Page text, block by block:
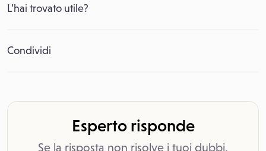
L’hai trovato utile?
Condividi
Esperto risponde
Se la risposta non risolve i tuoi dubbi,